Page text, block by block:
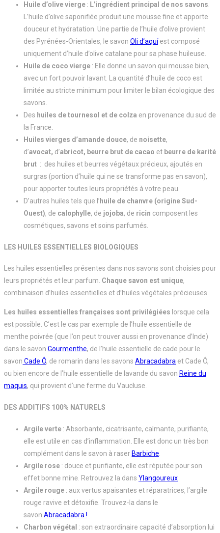
Huile d’olive vierge : L’ingrédient principal de nos savons.
L’huile d’olive saponifiée produit une mousse fine et apporte
douceur et hydratation. Une partie de l’huile d’olive provient
des Pyrénées-Orientales, le savon Oli d’aquíest composé
uniquement d’huile d’olive catalane pour sa phase huileuse.
Huile de coco vierge : Elle donne un savon qui mousse bien,
avec un fort pouvoir lavant. La quantité d’huile de coco est
limitée au stricte minimum pour limiter le bilan écologique des
savons.
Des huiles de tournesol et de colza en provenance du sud de
la France.
Huiles vierges d’amande douce, de noisette,
d’avocat, d’abricot, beurre brut de cacao et beurre de karité
brut : des huiles et beurres végétaux précieux, ajoutés en
surgras (portion d’huile qui ne se transforme pas en savon),
pour apporter toutes leurs propriétés à votre peau.
D’autres huiles tels que l’ huile de chanvre (origine Sud-
Ouest), de calophylle, de jojoba, de ricin composent les
cosmétiques, savons et soins parfumés.
LES HUILES ESSENTIELLES BIOLOGIQUES
Les huiles essentielles présentes dans nos savons sont choisies pour
leurs propriétés et leur parfum. Chaque savon est unique,
combinaison d’huiles essentielles et d’huiles végétales précieuses.
Les huiles essentielles françaises sont privilégiées lorsque cela
est possible. C’est le cas par exemple de l’huile essentielle de
menthe poivrée (que l’on peut trouver aussi en provenance d’Inde)
dans le savon Gourmenthe, de l’huile essentielle de cade pour le
savon Cade Ô, de romarin dans les savons Abracadabra et Cade Ô,
ou bien encore de l’huile essentielle de lavande du savon Reine du
maquis, qui provient d’une ferme du Vaucluse.
DES ADDITIFS 100% NATURELS
Argile verte : Absorbante, cicatrisante, calmante, purifiante,
elle est utile en cas d’inflammation. Elle est donc un très bon
complément dans le savon à raser Barbiche
Argile rose : douce et purifiante, elle est réputée pour son
effet bonne mine. Retrouvez la dans Ylangoureux
Argile rouge : aux vertus apaisantes et réparatrices, l’argile
rouge ravive et détoxifie. Trouvez-la dans le
savon Abracadabra !
Charbon végétal : son extraordinaire capacité d’absorption lui